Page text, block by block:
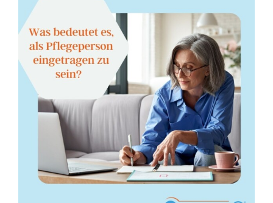
Was bedeutet es, als
Pflegeperson
eingetragen zu sein?
Allgemein Pflege Tipps